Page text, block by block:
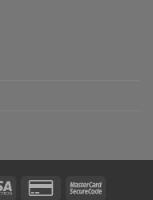
Visa
Credit